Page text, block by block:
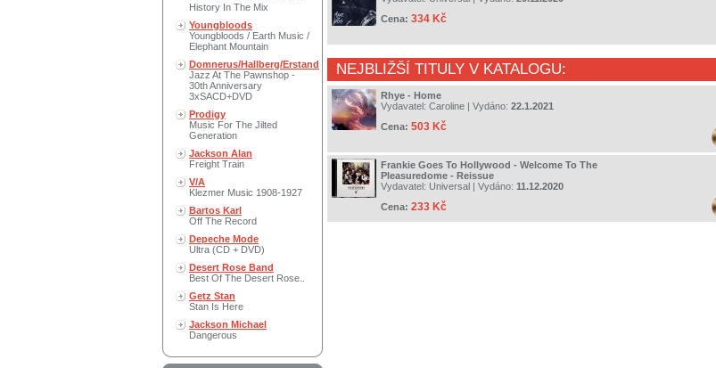
History In The Mix
Youngbloods
Youngbloods / Earth Music /
Elephant Mountain
Domnerus/Hallberg/Erstand
Jazz At The Pawnshop -
30th Anniversary
3xSACD+DVD
Prodigy
Music For The Jilted
Generation
Jackson Alan
Freight Train
V/A
Klezmer Music 1908-1927
Bartos Karl
Off The Record
Depeche Mode
Ultra (CD + DVD)
Desert Rose Band
Best Of The Desert Rose..
Getz Stan
Stan Is Here
Jackson Michael
Dangerous
Cena: 334 Kč
NEJBLIŽŠÍ TITULY V KATALOGU:
Rhye - Home
Vydavatel: Caroline | Vydáno: 22.1.2021
Cena: 503 Kč
Frankie Goes To Hollywood - Welcome To The
Pleasuredome - Reissue
Vydavatel: Universal | Vydáno: 11.12.2020
Cena: 233 Kč